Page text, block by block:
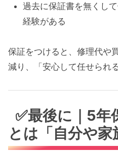
過去に保証書を無くし
経験がある
保証をつけると、修理代や
減り、「安心して任せられ
✅最後に｜5年
とは「自分や家